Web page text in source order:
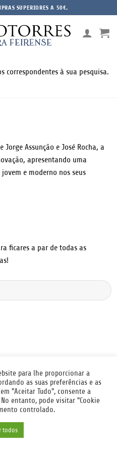
SUPERIORES A 50€.
correspondentes à sua pesquisa.
Assunção e José Rocha, a
apresentando uma
e moderno nos seus
ficares a par de todas as
POLÍTICA DE PRIVACIDADE
LIVRO DE RECLAMAÇÕES
2026 ©badsolutions
para lhe proporcionar a
as suas preferências e as
"Aceitar Tudo", consente a
No entanto, pode visitar "Cookie
controlado.
todos